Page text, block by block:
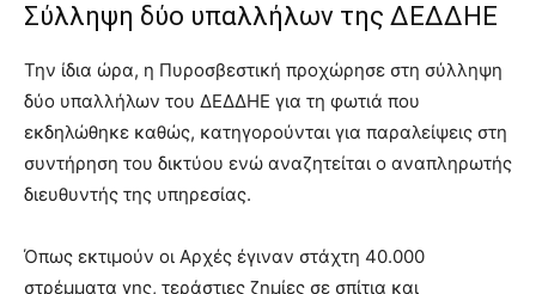
Σύλληψη δύο υπαλλήλων της ΔΕΔΔΗΕ
Την ίδια ώρα, η Πυροσβεστική προχώρησε στη σύλληψη
δύο υπαλλήλων του ΔΕΔΔΗΕ για τη φωτιά που
εκδηλώθηκε καθώς, κατηγορούνται για παραλείψεις στη
συντήρηση του δικτύου ενώ αναζητείται ο αναπληρωτής
διευθυντής της υπηρεσίας.
Όπως εκτιμούν οι Αρχές έγιναν στάχτη 40.000
στρέμματα γης, τεράστιες ζημίες σε σπίτια και